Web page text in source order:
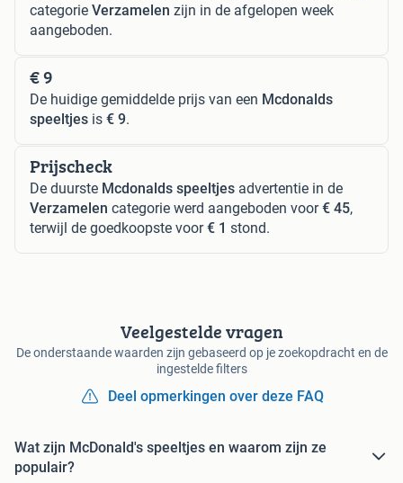
categorie Verzamelen zijn in de afgelopen week
aangeboden.
€ 9
De huidige gemiddelde prijs van een Mcdonalds
speeltjes is € 9.
Prijscheck
De duurste Mcdonalds speeltjes advertentie in de
Verzamelen categorie werd aangeboden voor€ 45,
terwijl de goedkoopste voor€ 1 stond.
Veelgestelde vragen
De onderstaande waarden zijn gebaseerd op je zoekopdracht en de
ingestelde filters
Deel opmerkingen over deze FAQ
Wat zijn McDonald's speeltjes en waarom zijn ze
populair?